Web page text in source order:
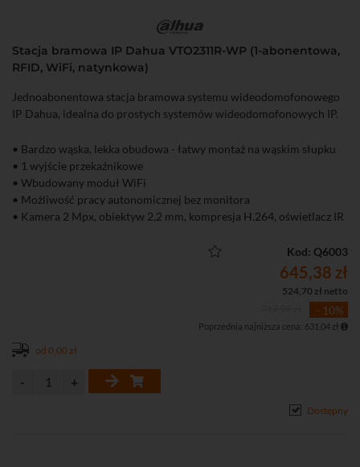
Stacja bramowa IP Dahua VTO2311R-WP (1-abonentowa,
RFID, WiFi, natynkowa)
Jednoabonentowa stacja bramowa systemu wideodomofonowego
IP Dahua, idealna do prostych systemów wideodomofonowych IP.
• Bardzo wąska, lekka obudowa - łatwy montaż na wąskim słupku
• 1 wyjście przekaźnikowe
• Wbudowany moduł WiFi
• Możliwość pracy autonomicznej bez monitora
• Kamera 2 Mpx, obiektyw 2,2 mm, kompresja H.264, oświetlacz IR
• Funkcja zapisu wiadomości wideo po nieodebranym połączeniu
Kod: Q6003
645,38 zł
524,70 zł netto
- 10%
Poprzednia najniższa cena: 631,04 zł
od 0,00 zł
Dostępny